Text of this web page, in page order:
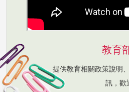
教育
提供教育相關政策說明
訊，歡